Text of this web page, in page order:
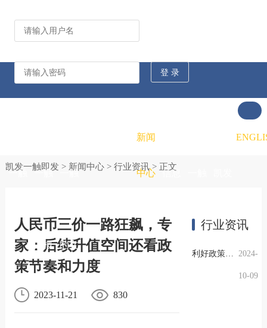
一触 一触
的概
一触
的文
新闻
中心 信息
凯发一触即发> 新闻中心> 行业资讯> 正文
人民币三价一路狂飙，专
家：后续升值空间还看政
策节奏和力度
2023-11-21 830
行业资讯
利好政策提振钢市信心，四季度行业需求或小幅上升 2024-
10-09